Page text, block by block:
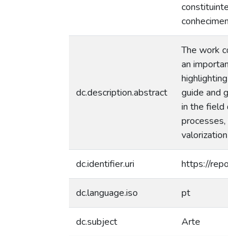
dc.description.abstract
The work
an
guide and
in the field
dc.identifier.uri https://
dc.language.iso pt
dc.subject Arte